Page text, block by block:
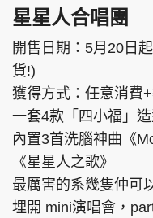
頭條日報
親子王
星星人合唱團
開售日期：5月20日
貨!)
獲得方式：任意消費
一套4款「四小福」
內置3首洗腦神曲《
《星星人之歌》
最厲害的系幾隻仲可
埋開 mini演唱會，